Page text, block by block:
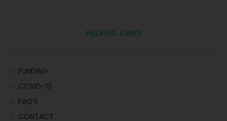
HELPFUL LINKS
FUNDING
COVID-19
FAQ’S
CONTACT